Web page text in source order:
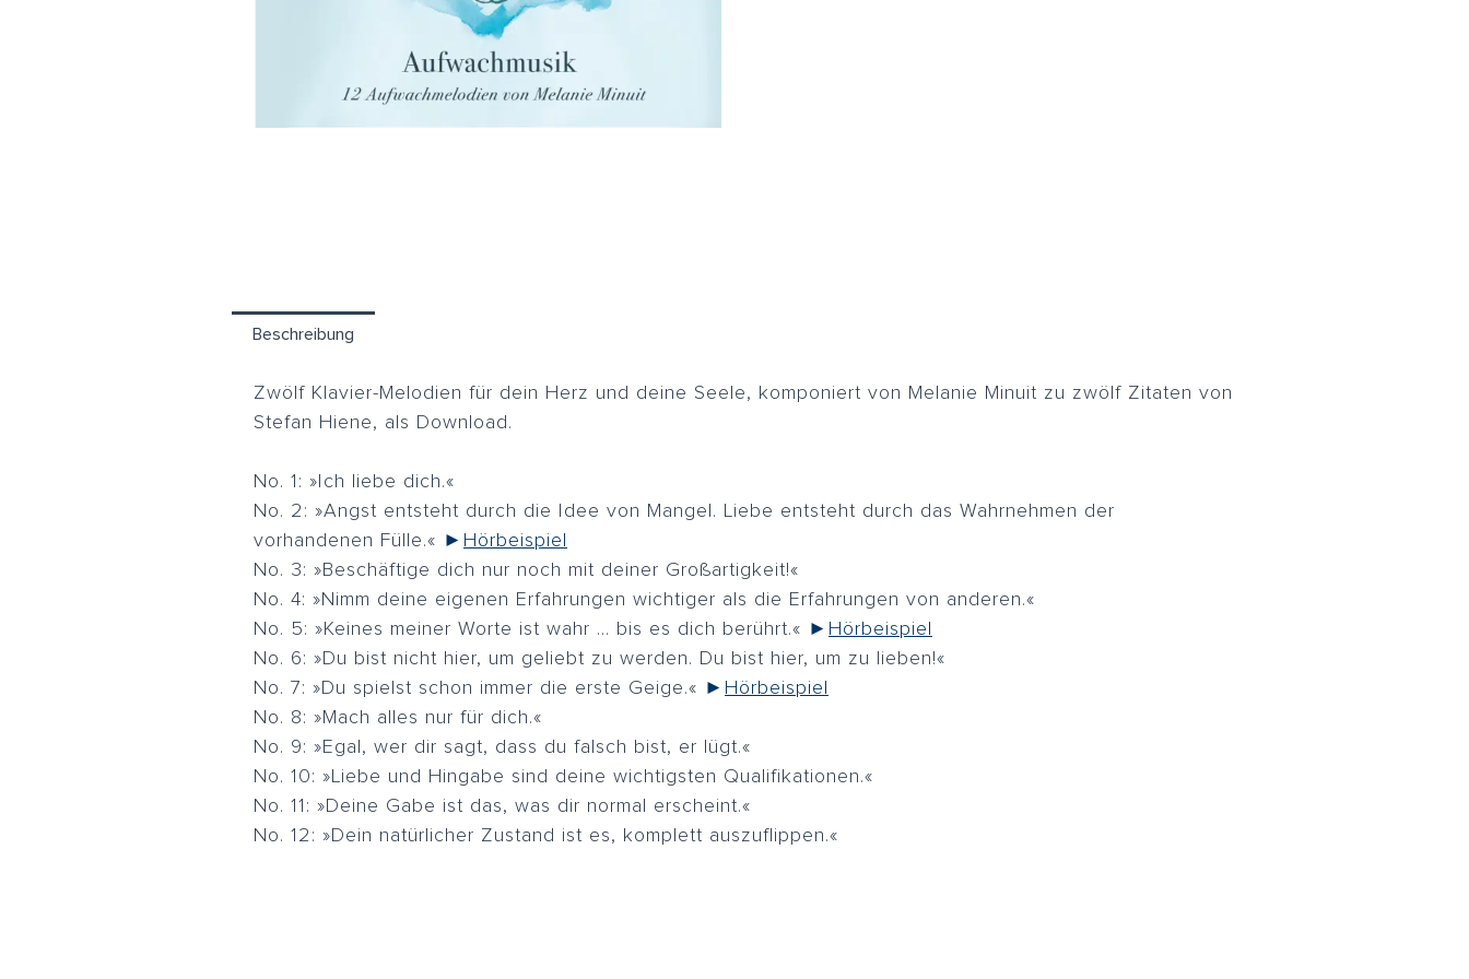
Beschreibung
Zwölf Klavier-Melodien für dein Herz und deine Seele, komponiert von Melanie Minuit zu zwölf Zitaten von
Stefan Hiene, als Download.
No. 1: »Ich liebe dich.«
No. 2: »Angst entsteht durch die Idee von Mangel. Liebe entsteht durch das Wahrnehmen der
vorhandenen Fülle.« ► Hörbeispiel
No. 3: »Beschäftige dich nur noch mit deiner Großartigkeit!«
No. 4: »Nimm deine eigenen Erfahrungen wichtiger als die Erfahrungen von anderen.«
No. 5: »Keines meiner Worte ist wahr … bis es dich berührt.« ► Hörbeispiel
No. 6: »Du bist nicht hier, um geliebt zu werden. Du bist hier, um zu lieben!«
No. 7: »Du spielst schon immer die erste Geige.« ► Hörbeispiel
No. 8: »Mach alles nur für dich.«
No. 9: »Egal, wer dir sagt, dass du falsch bist, er lügt.«
No. 10: »Liebe und Hingabe sind deine wichtigsten Qualifikationen.«
No. 11: »Deine Gabe ist das, was dir normal erscheint.«
No. 12: »Dein natürlicher Zustand ist es, komplett auszuflippen.«